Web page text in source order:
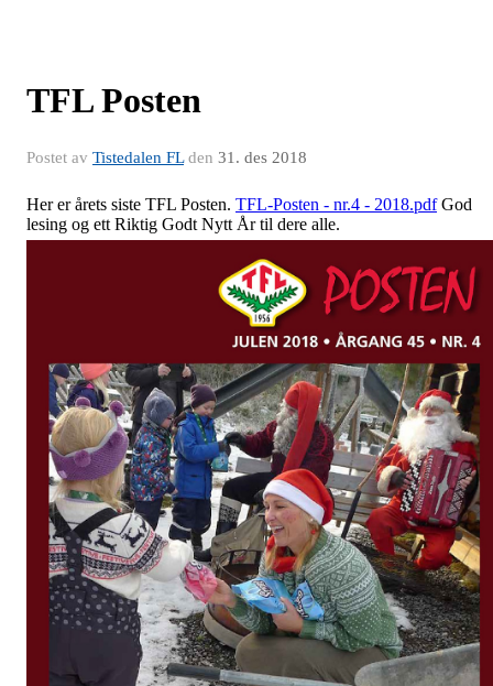
TFL Posten
Postet av Tistedalen FLden 31. des 2018
Her er årets siste TFL Posten. TFL-Posten - nr.4 - 2018.pdfGod
lesing og ett Riktig Godt Nytt År til dere alle.